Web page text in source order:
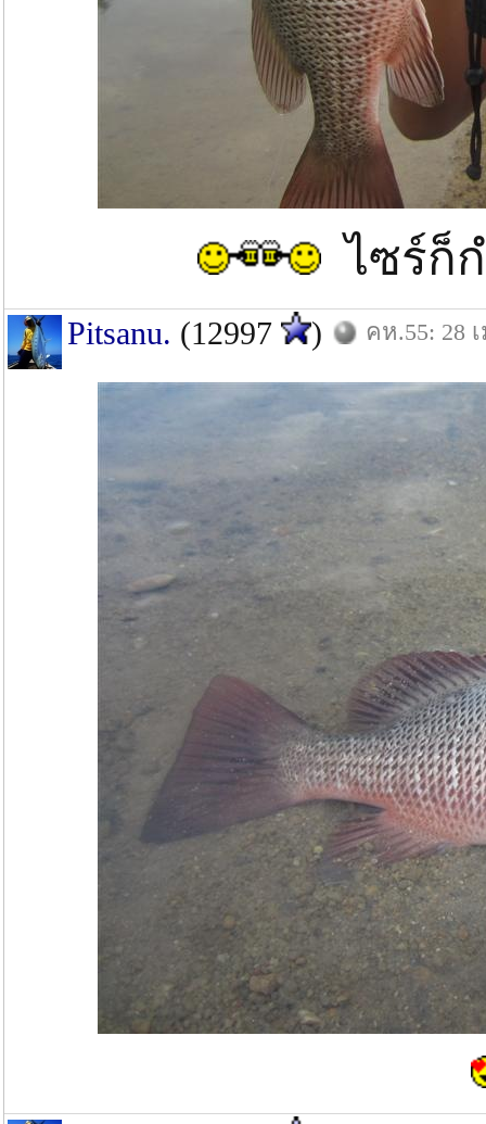
ไซร์ก็
Pitsanu. (12997 ) คห.55: 28